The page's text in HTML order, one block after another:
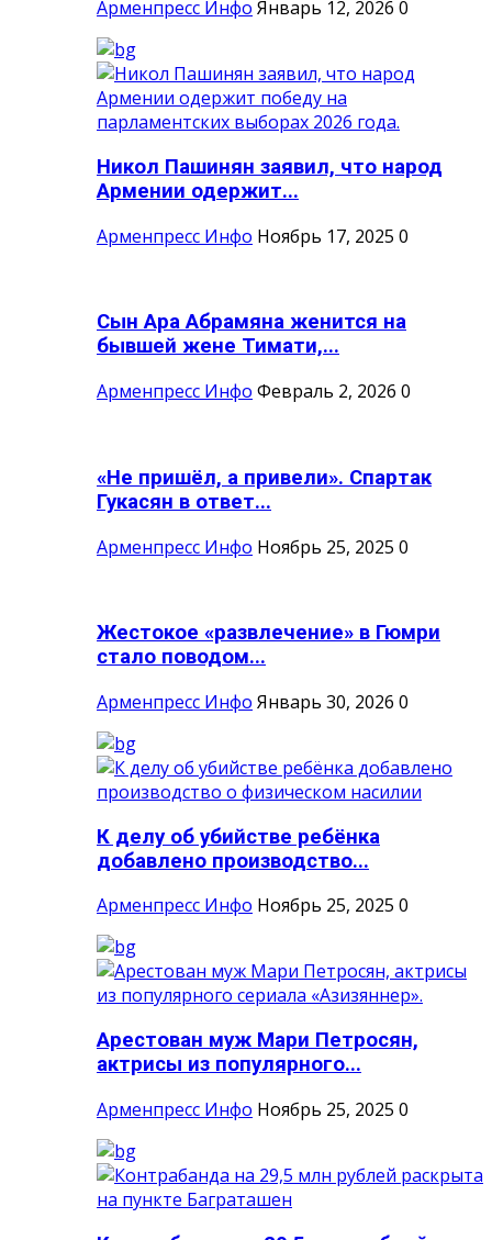
Арменпресс Инфо Январь 12, 2026 0
Никол Пашинян заявил, что народ
Армении одержит...
Арменпресс Инфо Ноябрь 17, 2025 0
Сын Ара Абрамяна женится на
бывшей жене Тимати,...
Арменпресс Инфо Февраль 2, 2026 0
«Не пришёл, а привели». Спартак
Гукасян в ответ...
Арменпресс Инфо Ноябрь 25, 2025 0
Жестокое «развлечение» в Гюмри
стало поводом...
Арменпресс Инфо Январь 30, 2026 0
К делу об убийстве ребёнка
добавлено производство...
Арменпресс Инфо Ноябрь 25, 2025 0
Арестован муж Мари Петросян,
актрисы из популярного...
Арменпресс Инфо Ноябрь 25, 2025 0